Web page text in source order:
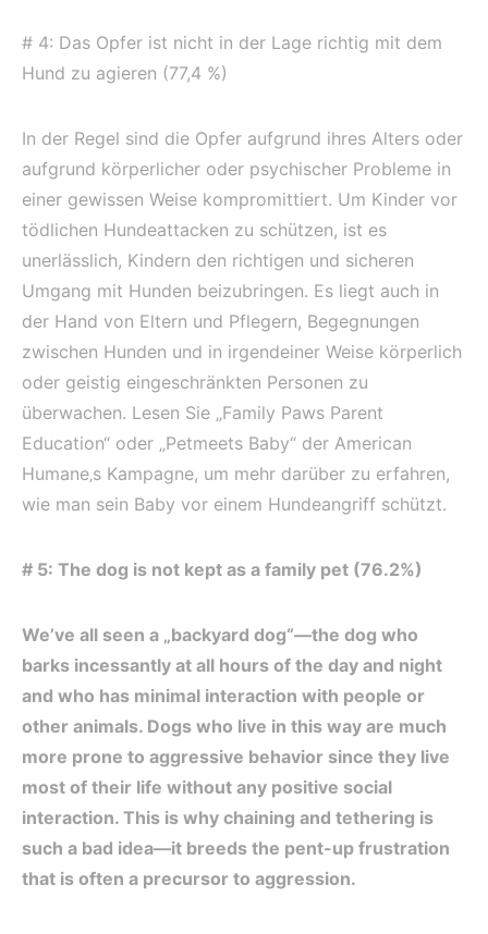
# 4: Das Opfer ist nicht in der Lage richtig mit dem
Hund zu agieren (77,4 %)
In der Regel sind die Opfer aufgrund ihres Alters oder
aufgrund körperlicher oder psychischer Probleme in
einer gewissen Weise kompromittiert. Um Kinder vor
tödlichen Hundeattacken zu schützen, ist es
unerlässlich, Kindern den richtigen und sicheren
Umgang mit Hunden beizubringen. Es liegt auch in
der Hand von Eltern und Pflegern, Begegnungen
zwischen Hunden und in irgendeiner Weise körperlich
oder geistig eingeschränkten Personen zu
überwachen. Lesen Sie „Family Paws Parent
Education“ oder „Petmeets Baby“ der American
Humane‚s Kampagne, um mehr darüber zu erfahren,
wie man sein Baby vor einem Hundeangriff schützt.
# 5: The dog is not kept as a family pet (76.2%)
We’ve all seen a „backyard dog“—the dog who
barks incessantly at all hours of the day and night
and who has minimal interaction with people or
other animals. Dogs who live in this way are much
more prone to aggressive behavior since they live
most of their life without any positive social
interaction. This is why chaining and tethering is
such a bad idea—it breeds the pent-up frustration
that is often a precursor to aggression.